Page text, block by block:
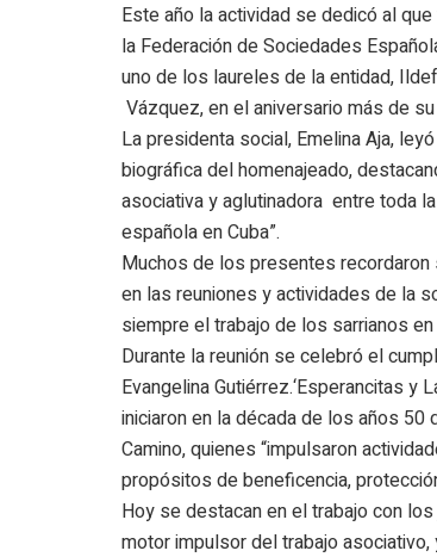
Este año la actividad se dedicó al
la Federación de Sociedades
uno de los laureles de la entidad,
Vázquez, en el aniversario más de
La presidenta social, Emelina Aja,
biográfica del homenajeado,
asociativa y aglutinadora entre toda
española en Cuba”.
Muchos de los presentes recordaron
en las reuniones y actividades de la
siempre el trabajo de los sarrianos en
Durante la reunión se celebró el
Evangelina Gutiérrez.‘Esperancitas
iniciaron en la década de los años
Camino, quienes “impulsaron
propósitos de beneficencia,
Hoy se destacan en el trabajo con
motor impulsor del trabajo